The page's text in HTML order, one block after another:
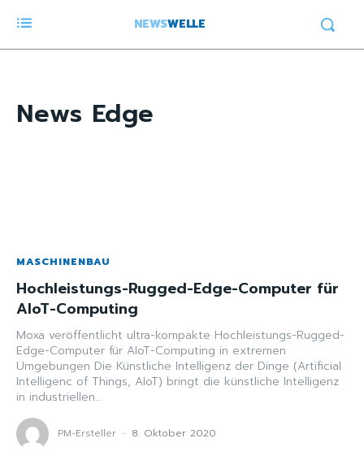
NEWSWELLE
News Edge
MASCHINENBAU
Hochleistungs-Rugged-Edge-Computer für
AIoT-Computing
Moxa veröffentlicht ultra-kompakte Hochleistungs-Rugged-
Edge-Computer für AIoT-Computing in extremen
Umgebungen Die Künstliche Intelligenz der Dinge (Artificial
Intelligenc of Things, AIoT) bringt die künstliche Intelligenz
in industriellen...
PM-Ersteller - 8. Oktober 2020